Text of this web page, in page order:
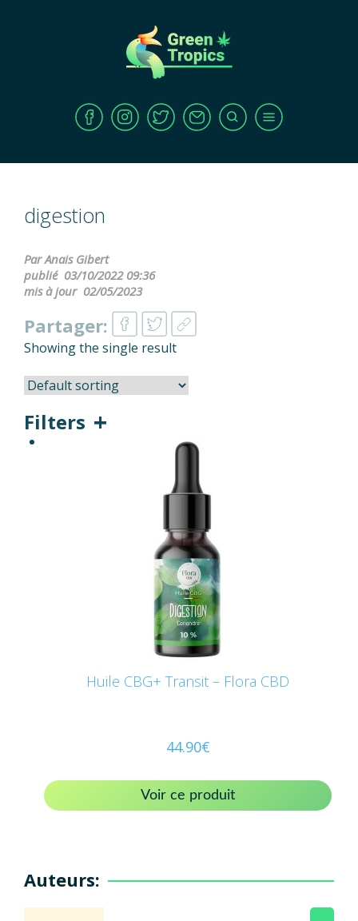
digestion
Par Anais Gibert
publié 03/10/2022 09:36
mis à jour 02/05/2023
Partager:
Showing the single result
Huile CBG+ Transit – Flora CBD
44.90€
Voir ce produit
Filters
Auteurs: